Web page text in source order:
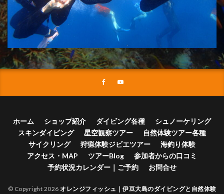
ホーム ショップ紹介 ダイビング各種
シュノーケリング
スキンダイビング
星空観察ツアー
自然体験ツアー各種
サイクリング
狩猟体験ジビエツアー
海釣り体験
アクセス・MAP
ツアーBlog
参加者からの口コミ
予約状況カレンダー｜ご予約
お問合せ
© Copyright 2026 オレンジフィッシュ｜伊豆大島のダイビングと自然体験